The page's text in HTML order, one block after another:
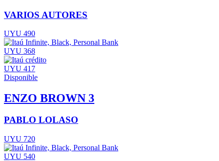
VARIOS AUTORES
UYU 490
UYU 368
UYU 417
Disponible
ENZO BROWN 3
PABLO LOLASO
UYU 720
UYU 540